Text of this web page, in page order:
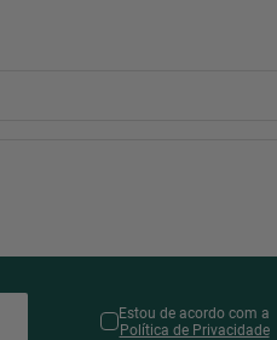
Estou de acordo com a
Política de Privacidade